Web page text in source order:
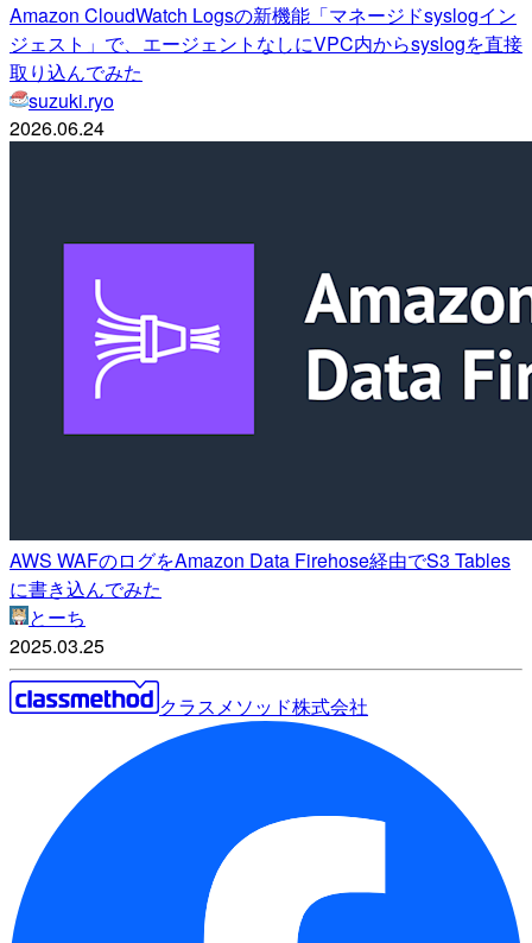
Amazon CloudWatch Logsの新機能「マネージドsyslogイン
ジェスト」で、エージェントなしにVPC内からsyslogを直接
取り込んでみた
suzuki.ryo
2026.06.24
AWS WAFのログをAmazon Data Firehose経由でS3 Tables
に書き込んでみた
とーち
2025.03.25
クラスメソッド株式会社